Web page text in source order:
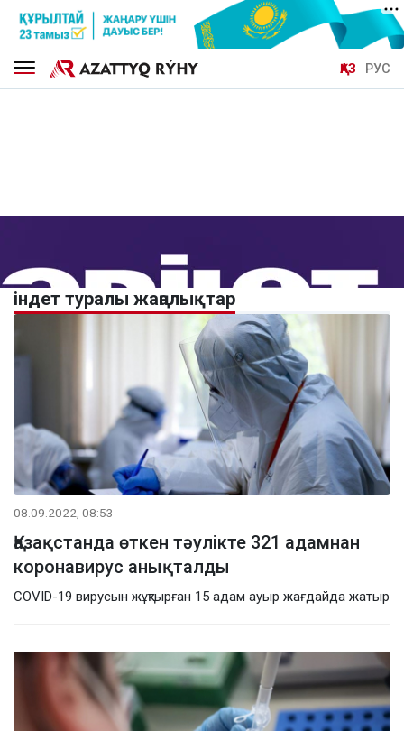
ҚАЗ РУС
індет туралы жаңалықтар
08.09.2022, 08:53
Қазақстанда өткен тәулікте 321 адамнан
коронавирус анықталды
COVID-19 вирусын жұқтырған 15 адам ауыр жағдайда жатыр